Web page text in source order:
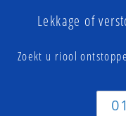
Lekkage of
Zoekt u riool